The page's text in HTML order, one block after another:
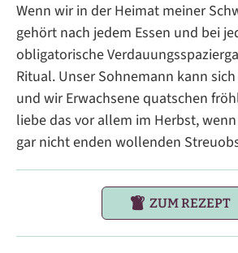
Wenn wir in der Heimat meiner
gehört nach jedem Essen und bei
obligatorische
Ritual. Unser Sohnemann kann
und wir Erwachsene quatschen
liebe das vor allem im Herbst,
gar nicht enden wollenden
ZUM REZEPT